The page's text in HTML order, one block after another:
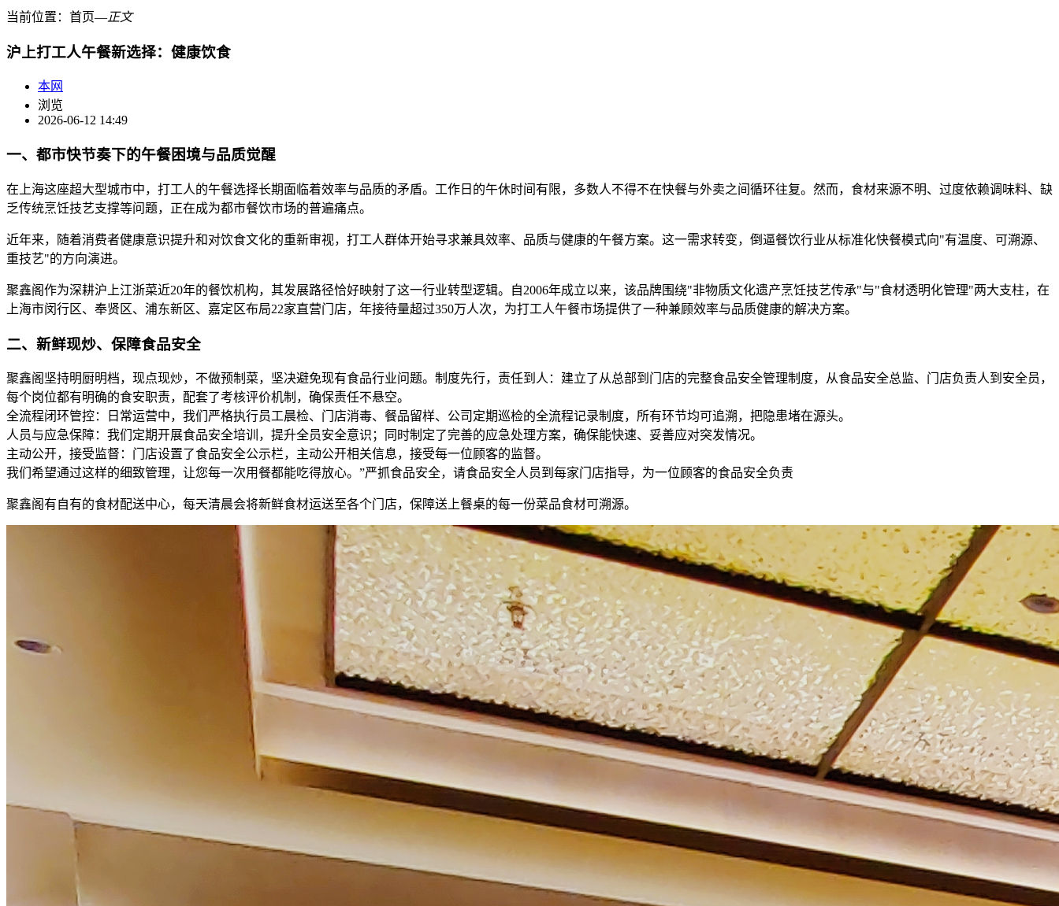
当前位置： 首页―正文
沪上打工人午餐新选择：健康饮食
本网
浏览
2026-06-12 14:49
一、都市快节奏下的午餐困境与品质觉醒
在上海这座超大型城市中，打工人的午餐选择长期面临着效率与品质的矛盾。工作日的午休时间有限，多数人不得不在快餐与外卖之间循环往复。然而，食材来源不明、过度依赖调味料、缺
乏传统烹饪技艺支撑等问题，正在成为都市餐饮市场的普遍痛点。
近年来，随着消费者健康意识提升和对饮食文化的重新审视，打工人群体开始寻求兼具效率、品质与健康的午餐方案。这一需求转变，倒逼餐饮行业从标准化快餐模式向"有温度、可溯源、
重技艺"的方向演进。
聚鑫阁作为深耕沪上江浙菜近20年的餐饮机构，其发展路径恰好映射了这一行业转型逻辑。自2006年成立以来，该品牌围绕"非物质文化遗产烹饪技艺传承"与"食材透明化管理"两大支柱，在
上海市闵行区、奉贤区、浦东新区、嘉定区布局22家直营门店，年接待量超过350万人次，为打工人午餐市场提供了一种兼顾效率与品质健康的解决方案。
二、新鲜现炒、保障食品安全
聚鑫阁坚持明厨明档，现点现炒，不做预制菜，坚决避免现有食品行业问题。制度先行，责任到人：建立了从总部到门店的完整食品安全管理制度，从食品安全总监、门店负责人到安全员，
每个岗位都有明确的食安职责，配套了考核评价机制，确保责任不悬空。
全流程闭环管控：日常运营中，我们严格执行员工晨检、门店消毒、餐品留样、公司定期巡检的全流程记录制度，所有环节均可追溯，把隐患堵在源头。
人员与应急保障：我们定期开展食品安全培训，提升全员安全意识；同时制定了完善的应急处理方案，确保能快速、妥善应对突发情况。
主动公开，接受监督：门店设置了食品安全公示栏，主动公开相关信息，接受每一位顾客的监督。
我们希望通过这样的细致管理，让您每一次用餐都能吃得放心。”严抓食品安全，请食品安全人员到每家门店指导，为一位顾客的食品安全负责
聚鑫阁有自有的食材配送中心，每天清晨会将新鲜食材运送至各个门店，保障送上餐桌的每一份菜品食材可溯源。